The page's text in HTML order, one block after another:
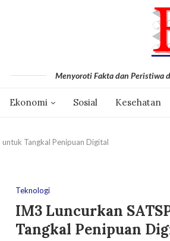
Menyoroti Fakta dan Peristiwa
Ekonomi Sosial Kesehatan
Tangkal Penipuan Digital
Teknologi
IM3 Luncurkan
Tangkal Penipuan